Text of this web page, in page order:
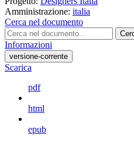
Amministrazione: italia
Cerca nel documento
Informazioni
versione-corrente
Scarica
pdf
html
epub